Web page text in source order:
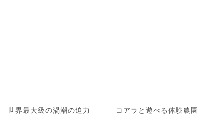
世界最大級の渦潮の迫力 コアラと遊べる体験農園